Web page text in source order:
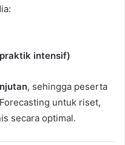
intensif)
, sehingga peserta
untuk riset,
secara optimal.